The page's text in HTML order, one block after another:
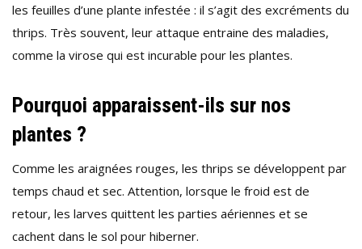
les feuilles d’une plante infestée : il s’agit des excréments du
thrips. Très souvent, leur attaque entraine des maladies,
comme la virose qui est incurable pour les plantes.
Pourquoi apparaissent-ils sur nos
plantes ?
Comme les araignées rouges, les thrips se développent par
temps chaud et sec. Attention, lorsque le froid est de
retour, les larves quittent les parties aériennes et se
cachent dans le sol pour hiberner.